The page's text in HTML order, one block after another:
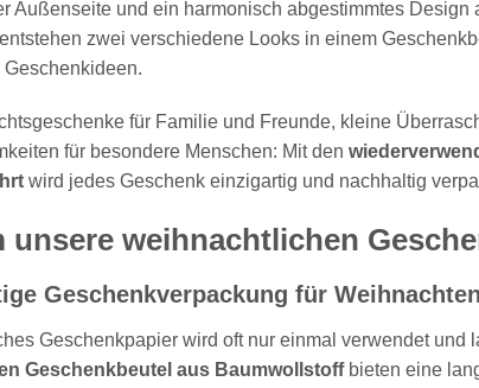
Außenseite und ein harmonisch abgestimmtes
zwei verschiedene Looks in einem
für Familie und Freunde, kleine
für besondere Menschen: Mit den
wird jedes Geschenk einzigartig und nachhaltig
unsere weihnachtlichen
Geschenkverpackung für Weihnachten
Geschenkpapier wird oft nur einmal verwendet und
Geschenkbeutel aus Baumwollstoffbieten eine